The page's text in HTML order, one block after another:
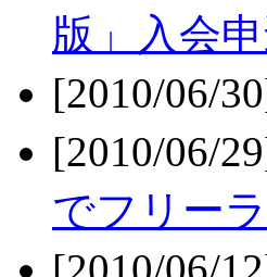
版」入会
[2010/06/
[2010/06/
でフリー